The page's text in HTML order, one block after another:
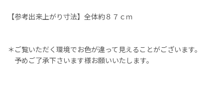
【参考出来上がり寸法】全体約８７ｃｍ
＊ご覧いただく環境でお色が違って見えることがございます。
予めご了承下さいます様お願いいたします。